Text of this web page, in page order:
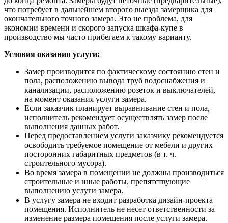
что потребует в дальнейшем второго выезда замерщика для
окончательного точного замера. Это не проблема, для
экономии времени и скорого запуска шкафа-купе в
производство мы часто прибегаем к такому варианту.
Условия оказания услуги:
Замер производится по фактическому состоянию стен и
пола, расположению вывода труб водоснабжения и
канализации, расположению розеток и выключателей,
на момент оказания услуги замера.
Если заказчик планирует выравнивание стен и пола,
исполнитель рекомендует осуществлять замер после
выполнения данных работ.
Перед предоставлением услуги заказчику рекомендуется
освободить требуемое помещение от мебели и других
посторонних габаритных предметов (в т. ч.
строительного мусора).
Во время замера в помещении не должны производиться
строительные и иные работы, препятствующие
выполнению услуги замера.
В услугу замера не входит разработка дизайн-проекта
помещения. Исполнитель не несет ответственности за
изменение размера помещения после услуги замера.